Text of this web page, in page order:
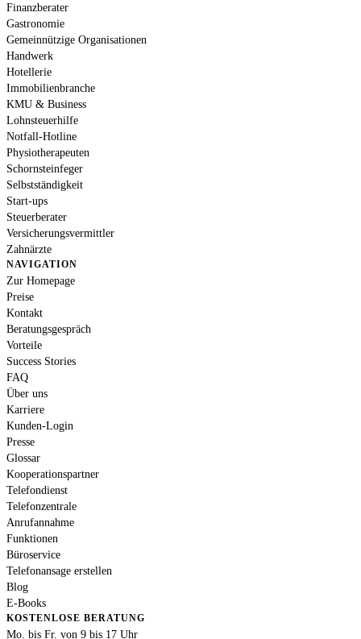
Finanzberater
Gastronomie
Gemeinnützige Organisationen
Handwerk
Hotellerie
Immobilienbranche
KMU & Business
Lohnsteuerhilfe
Notfall-Hotline
Physiotherapeuten
Schornsteinfeger
Selbstständigkeit
Start-ups
Steuerberater
Versicherungsvermittler
Zahnärzte
NAVIGATION
Zur Homepage
Preise
Kontakt
Beratungsgespräch
Vorteile
Success Stories
FAQ
Über uns
Karriere
Kunden-Login
Presse
Glossar
Kooperationspartner
Telefondienst
Telefonzentrale
Anrufannahme
Funktionen
Büroservice
Telefonansage erstellen
Blog
E-Books
KOSTENLOSE BERATUNG
Mo. bis Fr. von 9 bis 17 Uhr